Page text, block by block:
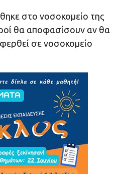
στο νοσοκομείο της
θα αποφασίσουν αν θα
σε νοσοκομείο